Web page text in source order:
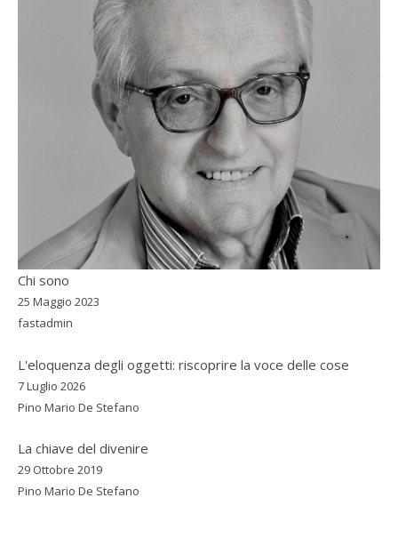
Chi sono
25 Maggio 2023
fastadmin
L'eloquenza degli oggetti: riscoprire la voce delle cose
7 Luglio 2026
Pino Mario De Stefano
La chiave del divenire
29 Ottobre 2019
Pino Mario De Stefano